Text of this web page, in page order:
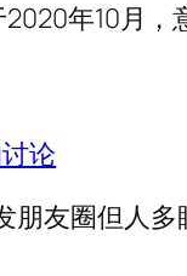
年10月，
论
友圈但人